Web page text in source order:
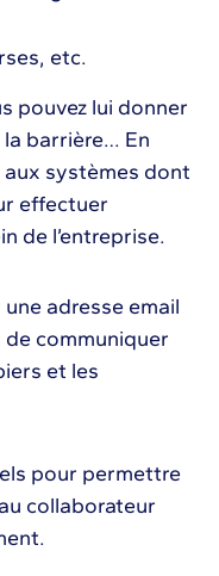
etc.
pouvez lui donner
la barrière… En
aux systèmes dont
effectuer
de l’entreprise.
adresse email
communiquer
et les
pour permettre
collaborateur